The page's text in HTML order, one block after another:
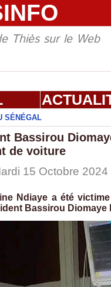
Thiès sur le Web
SÉNÉGAL
Bassirou
de voiture
15 Octobre
Ndiaye a été
Bassirou